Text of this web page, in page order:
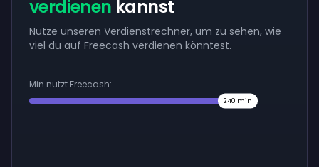
verdienen kannst
Nutze unseren Verdienstrechner, um zu sehen, wie
viel du auf Freecash verdienen könntest.
Min nutzt Freecash:
240 min